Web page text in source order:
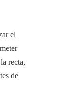
el
recta,
de